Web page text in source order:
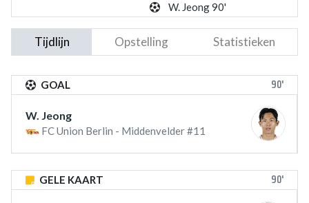
W. Jeong 90'
Tijdlijn Opstelling Statistieken
GOAL 90'
W. Jeong
FC Union Berlin - Middenvelder #11
GELE KAART 90'